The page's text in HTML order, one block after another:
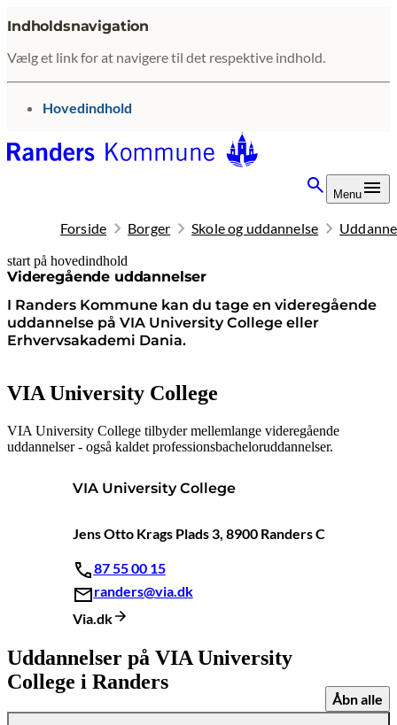
Indholdsnavigation
Vælg et link for at navigere til det respektive indhold.
gå til
Hovedindhold
Menu
Forside Borger Skole og uddannelse
start på hovedindhold
Videregående uddannelser
I Randers Kommune kan du tage en videregående
uddannelse på VIA University College eller
Erhvervsakademi Dania.
senest opdateret 26. januar 2026
VIA University College
VIA University College tilbyder mellemlange videregående
uddannelser - også kaldet professionsbacheloruddannelser.
VIA University College
Jens Otto Krags Plads 3, 8900 Randers C
87 55 00 15
randers@via.dk
Via.dk
Uddannelser på VIA University
College i Randers
Åbn alle